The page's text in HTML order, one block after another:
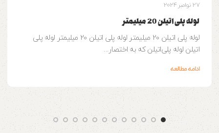
27 نوامبر 2024
لوله پلی اتیلن 20 میلیمتر
لوله پلی اتیلن 20 میلیمتر لوله پلی اتیلن 20 میلیمتر لوله پلی
اتیلن لوله‌ پلی‌اتیلن که به اختصار...
ادامه مطالعه